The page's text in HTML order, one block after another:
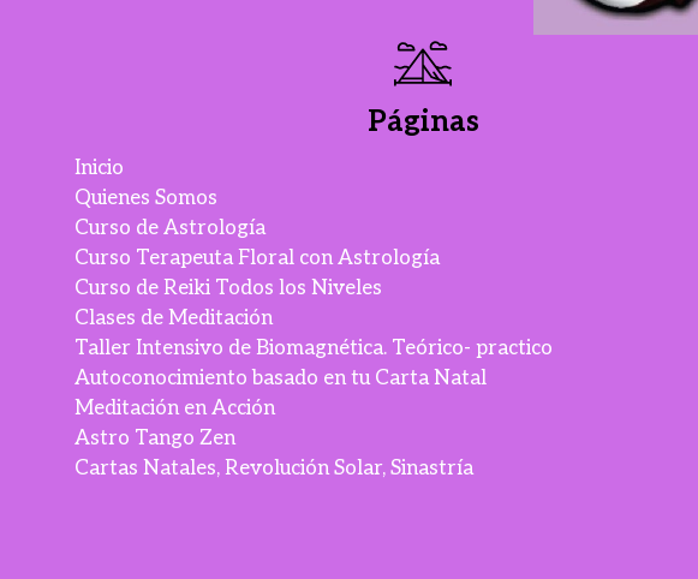
Páginas
Inicio
Quienes Somos
Curso de Astrología
Curso Terapeuta Floral con Astrología
Curso de Reiki Todos los Niveles
Clases de Meditación
Taller Intensivo de Biomagnética. Teórico- practico
Autoconocimiento basado en tu Carta Natal
Meditación en Acción
Astro Tango Zen
Cartas Natales, Revolución Solar, Sinastría